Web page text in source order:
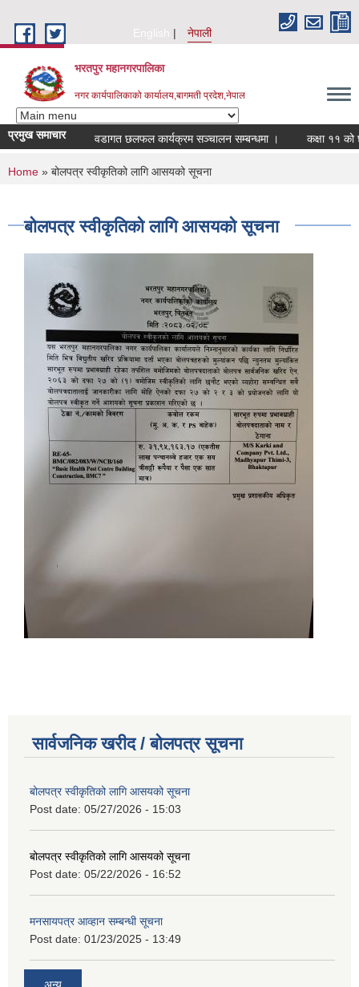
English
नेपाली
भरतपुर महानगरपालिका
नगर कार्यपालिकाको कार्यालय,बागमती प्रदेश,नेपाल
प्रमुख समाचार वडागत छलफल कार्यक्रम सञ्चालन सम्बन्धमा । कक्षा ११ को
You are here
Home » बोलपत्र स्वीकृतिको लागि आसयको सूचना
बोलपत्र स्वीकृतिको लागि आसयको सूचना
सार्वजनिक खरीद / बोलपत्र सूचना
बोलपत्र स्वीकृतिको लागि आसयको सूचना
Post date: 05/27/2026 - 15:03
बोलपत्र स्वीकृतिको लागि आसयको सूचना
Post date: 05/22/2026 - 16:52
मनसायपत्र आव्हान सम्बन्धी सूचना
Post date: 01/23/2025 - 13:49